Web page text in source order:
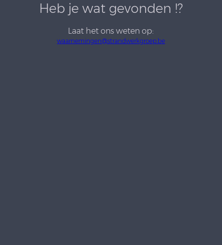
Heb je wat gevonden !?
Laat het ons weten op:
waarnemingen@strandwerkgroep.be